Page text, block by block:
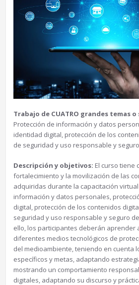
Trabajo de CUATRO grandes temas
Protección de información y datos
identidad digital, protección de los
de seguridad y uso responsable y
Descripción y objetivos: El curso tiene
fortalecimiento y la movilización de las
adquiridas durante la capacitación
información y datos personales,
digital, protección de los contenidos
seguridad y uso responsable y seguro
ello, los participantes deberán aprender
diferentes medios tecnológicos de
del medioambiente, teniendo en cuenta
específicos y metas, adaptando
mostrando un comportamiento
digitales, adaptando su discurso y